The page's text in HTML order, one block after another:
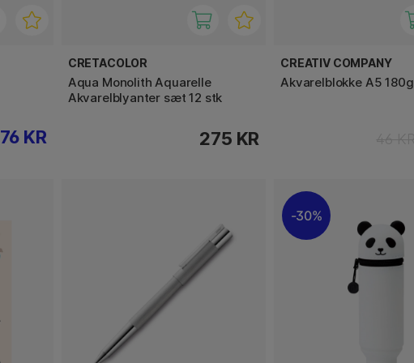
76 KR
CRETACOLOR
Aqua Monolith Aquarelle
Akvarelblyanter sæt 12 stk
275 KR
CREATIV COMPANY
Akvarelblokke A5 180g
30%